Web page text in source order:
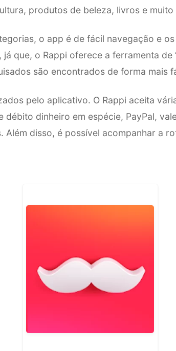
produtos de beleza, livros e muito
o app é de fácil navegação e
que, o Rappi oferece a ferramenta de
são encontrados de forma mais
pelo aplicativo. O Rappi aceita
dinheiro em espécie, PayPal,
Além disso, é possível acompanhar a